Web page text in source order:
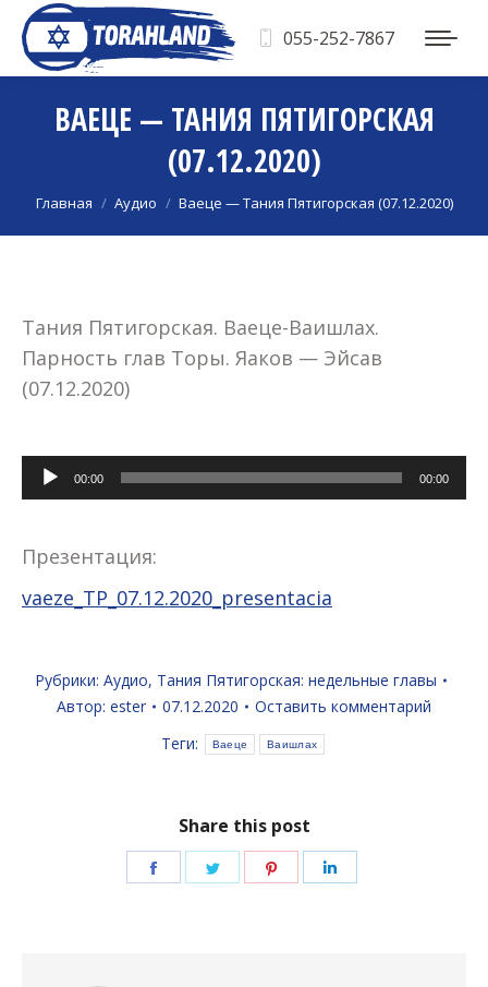
055-252-7867
ВАЕЦЕ — ТАНИЯ ПЯТИГОРСКАЯ
(07.12.2020)
Вы здесь:
Главная Аудио Ваеце — Тания Пятигорская (07.12.2020)
Тания Пятигорская. Ваеце-Ваишлах.
Парность глав Торы. Яаков — Эйсав
(07.12.2020)
Аудиоплеер
00:00 00:00
Презентация:
vaeze_TP_07.12.2020_presentacia
Рубрики: Аудио, Тания Пятигорская: недельные главы
Автор: ester 07.12.2020
Оставить комментарий
Теги:
Ваеце Ваишлах
Share this post
ПоделитьсяПоделитьсяПоделиться